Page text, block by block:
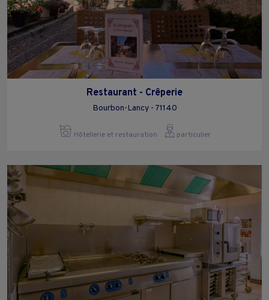
Restaurant - Crêperie
Bourbon-Lancy - 71140
Hôtellerie et restauration particulier